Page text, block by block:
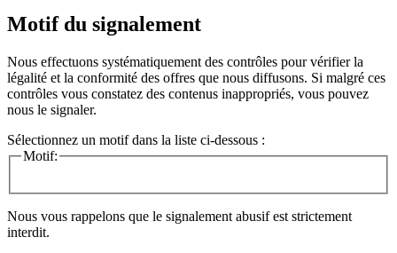
Motif du signalement
Nous effectuons systématiquement des contrôles pour vérifier la
légalité et la conformité des offres que nous diffusons. Si malgré ces
contrôles vous constatez des contenus inappropriés, vous pouvez
nous le signaler.
Sélectionnez un motif dans la liste ci-dessous :
Motif:
Nous vous rappelons que le signalement abusif est strictement
interdit.